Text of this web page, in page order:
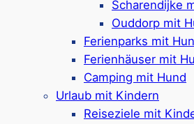
Scharendijke
Ouddorp mit
Ferienparks mit
Ferienhäuser mit
Camping mit Hund
Urlaub mit Kindern
Reiseziele mit
Q&A zu Ihrem
Hund in